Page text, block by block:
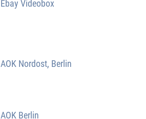
Ebay Videobox
AOK Nordost, Berlin
AOK Berlin